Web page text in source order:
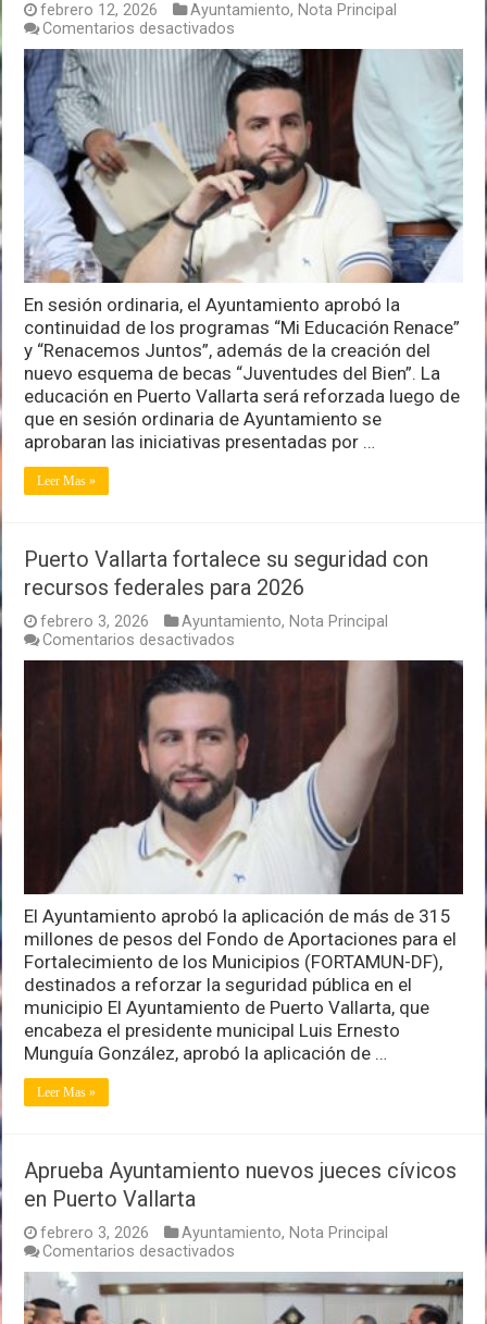
febrero 12, 2026 Ayuntamiento, Nota Principal
Comentarios desactivados
Gobierno
del
Bien
continuará
reforzando
la
educación
en
2026
En sesión ordinaria, el Ayuntamiento aprobó la
continuidad de los programas “Mi Educación Renace”
y “Renacemos Juntos”, además de la creación del
nuevo esquema de becas “Juventudes del Bien”. La
educación en Puerto Vallarta será reforzada luego de
que en sesión ordinaria de Ayuntamiento se
aprobaran las iniciativas presentadas por …
Leer Mas »
Puerto Vallarta fortalece su seguridad con
recursos federales para 2026
febrero 3, 2026 Ayuntamiento, Nota Principal
Comentarios desactivados
Puerto
Vallarta
seguridad
con
recursos
federales
para
2026
El Ayuntamiento aprobó la aplicación de más de 315
millones de pesos del Fondo de Aportaciones para el
Fortalecimiento de los Municipios (FORTAMUN-DF),
destinados a reforzar la seguridad pública en el
municipio El Ayuntamiento de Puerto Vallarta, que
encabeza el presidente municipal Luis Ernesto
Munguía González, aprobó la aplicación de …
Leer Mas »
Aprueba Ayuntamiento nuevos jueces cívicos
en Puerto Vallarta
febrero 3, 2026 Ayuntamiento, Nota Principal
Comentarios desactivados
Aprueba
Ayuntamiento
nuevos